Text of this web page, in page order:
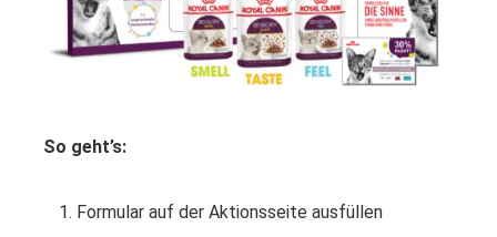
So geht’s:
Formular auf der Aktionsseite ausfüllen